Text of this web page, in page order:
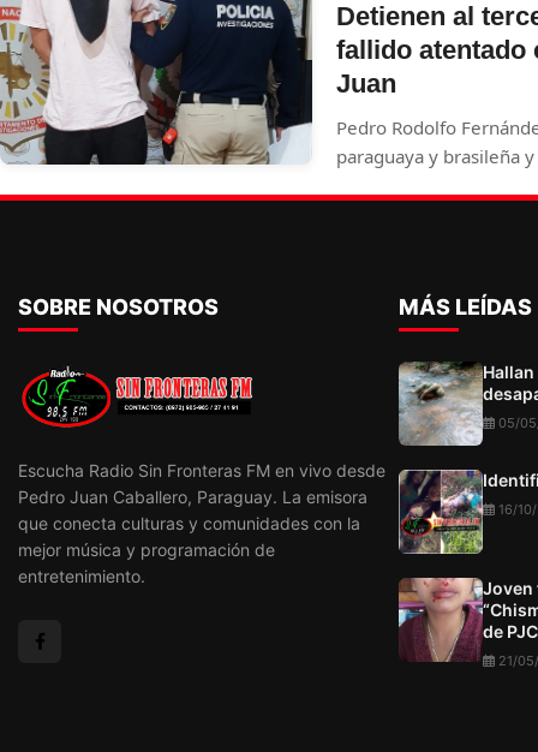
Detienen al
fallido atentado
Juan
Pedro Rodolfo
paraguaya y brasileña
incautaron un arma,
atacantes y una
SOBRE NOSOTROS
Escucha Radio Sin Fronteras FM en vivo desde
Pedro Juan Caballero, Paraguay. La emisora
que conecta culturas y comunidades con la
mejor música y programación de
entretenimiento.
MÁS LEÍDAS
05/
16/
Joven
de PJC
21/